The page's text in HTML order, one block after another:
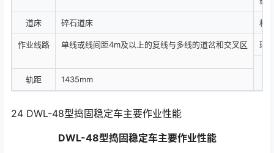
道床 碎石道床 相
作业线路 单线或线间距4m及以上的复线与多线的道岔和交叉区 环
轨距
1435mm
24 DWL-48型捣固稳定车主要作业性能
DWL-48型捣固稳定车主要作业性能